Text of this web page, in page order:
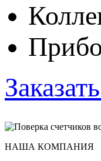
НАША КОМПАНИЯ